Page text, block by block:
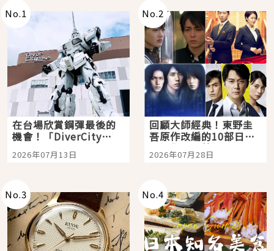
No.1
在台場欣賞鋼彈最後的
機會！「DiverCity
Tokyo Plaza」搭船、
購物、美食及夜景，一
2026年07月13日
No.2
回顧大師經典！東野圭
吾原作改編的10部日本
影視作品推薦
2026年07月28日
No.3 No.4